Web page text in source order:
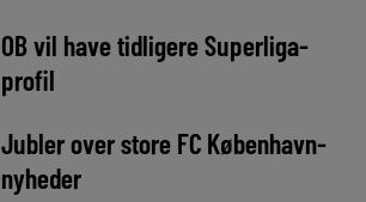
OB vil have tidligere Superliga-
profil
Jubler over store FC København-
nyheder